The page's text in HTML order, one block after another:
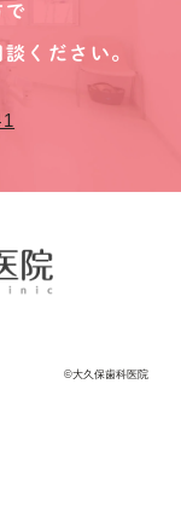
で
ください。
©大久保歯科医院